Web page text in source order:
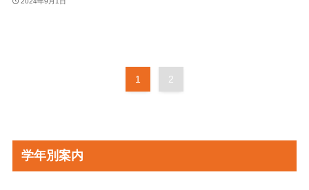
1 2
学年別案内